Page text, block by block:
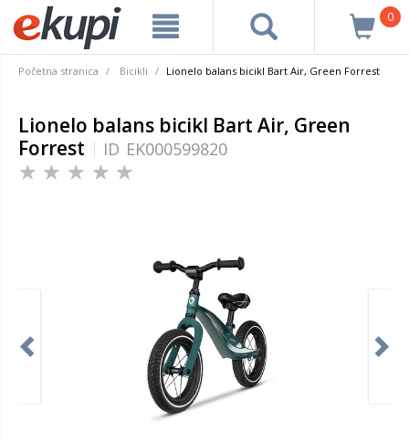
0
Početna stranica Bicikli Lionelo balans bicikl Bart Air, Green Forrest
Lionelo balans bicikl Bart Air, Green
Forrest
ID EK000599820